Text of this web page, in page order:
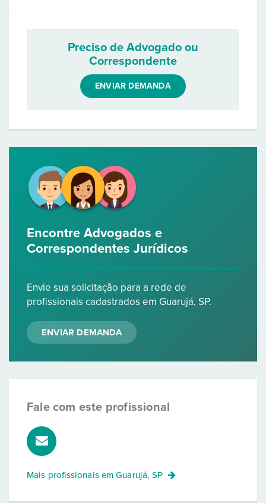
Preciso de Advogado ou
Correspondente
ENVIAR DEMANDA
Encontre Advogados e
Correspondentes Jurídicos
Envie sua solicitação para a rede de
profissionais cadastrados em Guarujá, SP.
ENVIAR DEMANDA
Fale com este profissional
Mais profissionais emGuarujá, SP